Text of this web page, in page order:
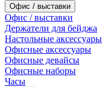
Офис / выставки
Офис / выставки
Держатели для бейджа
Настольные аксессуары
Офисные аксессуары
Офисные девайсы
Офисные наборы
Часы